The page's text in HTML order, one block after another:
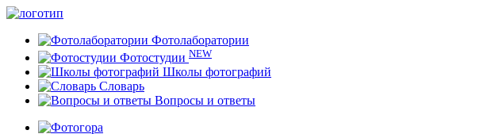
Фотолаборатории
Фотостудии NEW
Школы фотографий
Словарь
Вопросы и ответы